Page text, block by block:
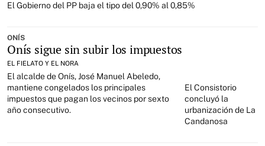
El Gobierno del PP baja el tipo del 0,90% al 0,85%
ONÍS
Onís sigue sin subir los impuestos
EL FIELATO Y EL NORA
El alcalde de Onís, José Manuel Abeledo,
mantiene congelados los principales
impuestos que pagan los vecinos por sexto
año consecutivo.
El Consistorio
concluyó la
urbanización de La
Candanosa